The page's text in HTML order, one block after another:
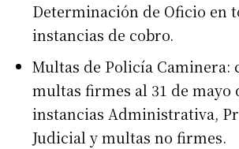
Determinación de Oficio en
instancias de cobro.
Multas de Policía Caminera:
multas firmes al 31 de mayo
instancias Administrativa,
Judicial y multas no firmes.